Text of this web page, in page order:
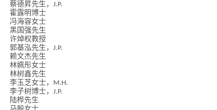
蔡德昇先生，J.P.
霍露明博士
冯海容女士
黑国强先生
许焯权教授
郭基泓先生，J.P.
赖文杰先生
林姵彤女士
林树鑫先生
李玉芝女士，M.H.
李子树博士，J.P.
陆桦先生